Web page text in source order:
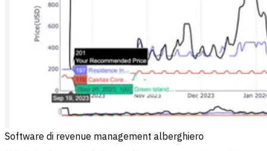
Software di revenue management alberghiero